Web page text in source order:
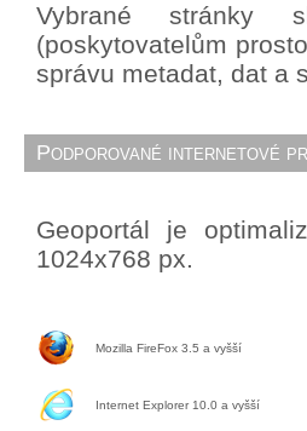
Vybrané stránky
(poskytovatelům
správu metadat, dat a
Podporované internetové
Geoportál je
1024x768 px.
Mozilla FireFox 3.5 a vyšší
Internet Explorer 10.0 a vyšší